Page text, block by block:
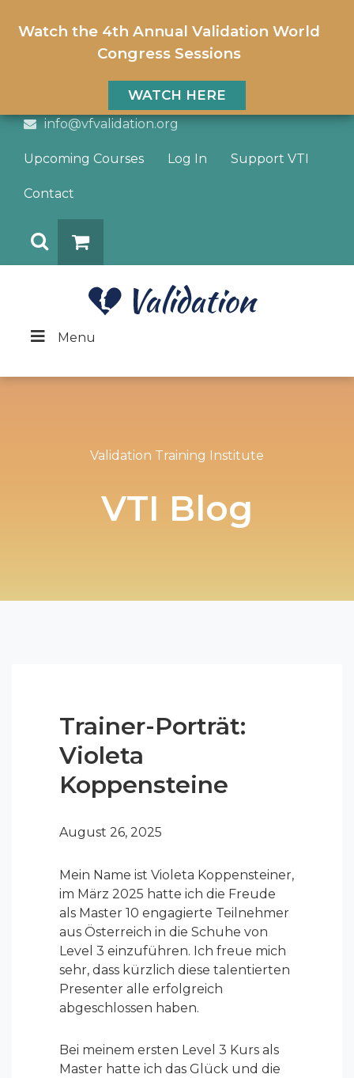
Watch the 4th Annual Validation World
Congress Sessions
WATCH HERE
info@vfvalidation.org
Upcoming Courses Log In Support VTI
Contact
Menu
Validation Training Institute
VTI Blog
Trainer-Porträt:
Violeta
Koppensteine
August 26, 2025
Mein Name ist Violeta Koppensteiner,
im März 2025 hatte ich die Freude
als Master 10 engagierte Teilnehmer
aus Österreich in die Schuhe von
Level 3 einzuführen. Ich freue mich
sehr, dass kürzlich diese talentierten
Presenter alle erfolgreich
abgeschlossen haben.
Bei meinem ersten Level 3 Kurs als
Master hatte ich das Glück und die